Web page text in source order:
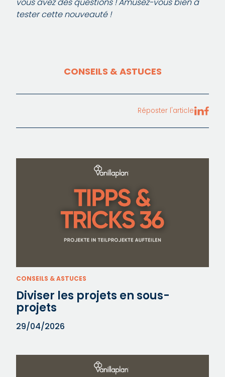
vous avez des questions ! Amusez-vous bien à
tester cette nouveauté !
CONSEILS & ASTUCES
Réposter l'article
CONSEILS & ASTUCES
Diviser les projets en sous-
projets
29/04/2026